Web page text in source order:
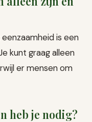
is een
kunt graag alleen
er mensen om
heb je nodig?